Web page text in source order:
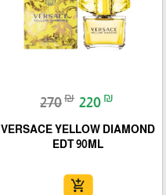
270₪ 220 ₪
VERSACE YELLOW DIAMOND
EDT 90ML
add_shopping_cart